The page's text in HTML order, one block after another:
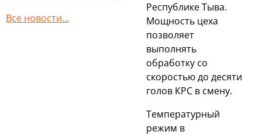
Все новости...
Республике Тыва.
Мощность цеха
позволяет
выполнять
обработку со
скоростью до десяти
голов КРС в смену.
Температурный
режим в